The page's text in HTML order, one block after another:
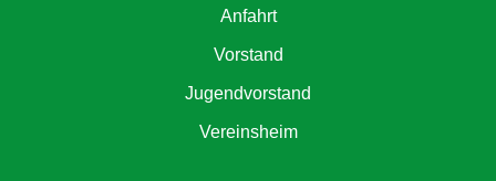
Anfahrt
Vorstand
Jugendvorstand
Vereinsheim